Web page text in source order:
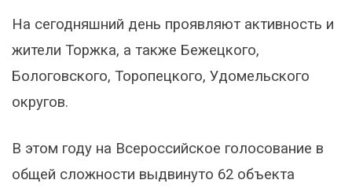
На сегодняшний день проявляют активность и
жители Торжка, а также Бежецкого,
Бологовского, Торопецкого, Удомельского
округов.
В этом году на Всероссийское голосование в
общей сложности выдвинуто 62 объекта